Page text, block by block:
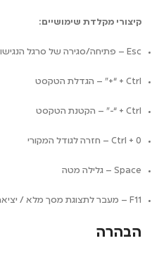
קיצורי מקלדת שימושיים:
Esc – פתיחה/סגירה של סרגל הנגישות
Ctrl + “+” – הגדלת הטקסט
Ctrl + “−” – הקטנת הטקסט
Ctrl + 0 – חזרה לגודל המקורי
Space – גלילה מטה
F11 – מעבר לתצוגת מסך מלא / יציאה ממנה
הבהרה